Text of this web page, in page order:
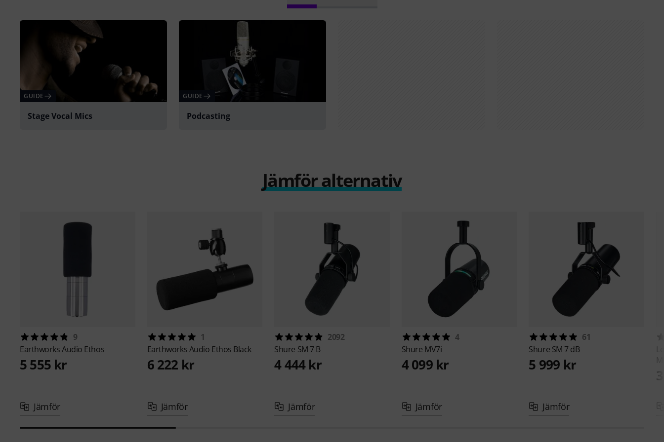
GUIDE
Stage Vocal Mics
GUIDE
Podcasting
Jämför alternativ
9
Earthworks Audio Ethos
5 555 kr
Jämför
1
Earthworks Audio Ethos Black
6 222 kr
Jämför
2092
Shure SM 7 B
4 444 kr
Jämför
4
Shure MV7i
4 099 kr
Jämför
61
Shure SM 7 dB
5 999 kr
Jämför